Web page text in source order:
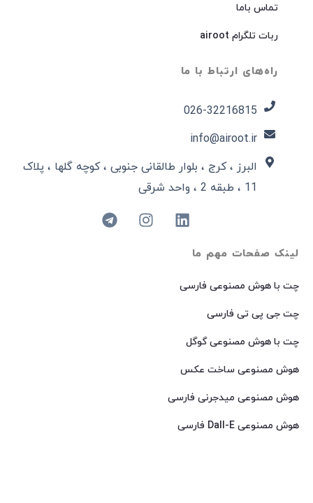
لینک صفحات مهم ما
چت با هوش مصنوعی فارسی
چت جی پی تی فارسی
چت با هوش مصنوعی گوگل
هوش مصنوعی ساخت عکس
هوش مصنوعی میدجرنی فارسی
هوش مصنوعی Dall-E فارسی
تماس باما
ربات تلگرام airoot
راه‌های ارتباط با ما
026-32216815​
info@airoot.ir
البرز ، کرج ، بلوار طالقانی جنوبی ، کوچه گلها ، پلاک
11 ، طبقه 2 ، واحد شرقی